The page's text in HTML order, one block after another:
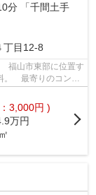
分 「千間土手
丁目12-8
福山市東部に位置す
。 最寄りのコンビ
3,000円 )
万円